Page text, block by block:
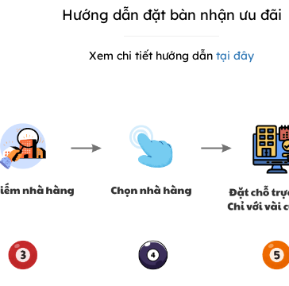
Hướng dẫn đặt bàn nhận ưu đãi
Xem chi tiết hướng dẫn tại đây